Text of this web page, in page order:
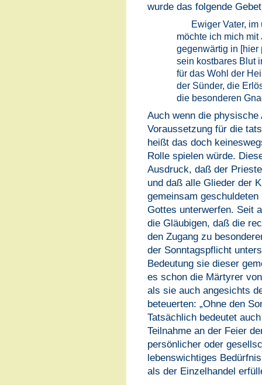
wurde das folgende
Ewiger Vater,
möchte ich mich
gegenwärtig in [hier
sein kostbares Blut
für das Wohl der
der Sünder, die
die besonderen
Auch wenn die
Voraussetzung für die
heißt das doch
Rolle spielen würde.
Ausdruck, daß der
und daß alle Glieder der
gemeinsam
Gottes unterwerfen. Seit
die Gläubigen, daß die
den Zugang zu
der Sonntagspflicht
Bedeutung sie dieser
es schon die Märtyrer
als sie auch angesichts
beteuerten: „Ohne den
Tatsächlich bedeutet
Teilnahme an der Feier
persönlicher oder
lebenswichtiges
als der Einzelhandel